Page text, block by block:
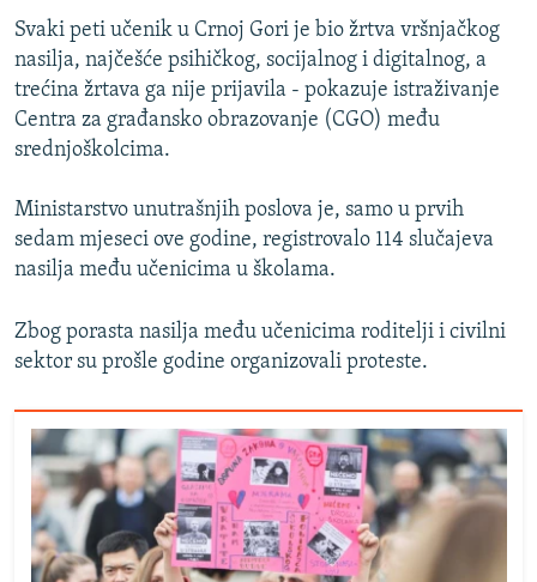
MOJA EVROPA
TRI DECENIJE OD RATA U BIH
SVE KARTE DEJTONA
Svaki peti učenik u Crnoj Gori je bio žrtva vršnjačkog
nasilja, najčešće psihičkog, socijalnog i digitalnog, a
trećina žrtava ga nije prijavila - pokazuje istraživanje
Centra za građansko obrazovanje (CGO) među
srednjoškolcima.
Ministarstvo unutrašnjih poslova je, samo u prvih
sedam mjeseci ove godine, registrovalo 114 slučajeva
nasilja među učenicima u školama.
Zbog porasta nasilja među učenicima roditelji i civilni
sektor su prošle godine organizovali proteste.